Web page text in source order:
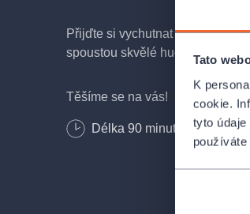
Tato
K
cookie.
tyto
Přijďte si vychutnat večer s
spoustou skvělé hudby.
Těšíme se na vás!
Délka 90 minut